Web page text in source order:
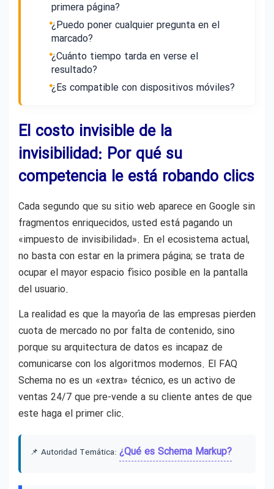
primera página?
¿Puedo poner cualquier pregunta en el
marcado?
¿Cuánto tiempo tarda en verse el
resultado?
¿Es compatible con dispositivos móviles?
El costo invisible de la
invisibilidad: Por qué su
competencia le está robando clics
Cada segundo que su sitio web aparece en Google sin
fragmentos enriquecidos, usted está pagando un
«impuesto de invisibilidad». En el ecosistema actual,
no basta con estar en la primera página; se trata de
ocupar el mayor espacio físico posible en la pantalla
del usuario.
La realidad es que la mayoría de las empresas pierden
cuota de mercado no por falta de contenido, sino
porque su arquitectura de datos es incapaz de
comunicarse con los algoritmos modernos. El FAQ
Schema no es un «extra» técnico, es un activo de
ventas 24/7 que pre-vende a su cliente antes de que
este haga el primer clic.
📌 Autoridad Temática: ¿Qué es Schema Markup?